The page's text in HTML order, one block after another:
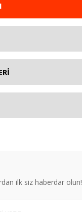
ilk siz haberdar olun!